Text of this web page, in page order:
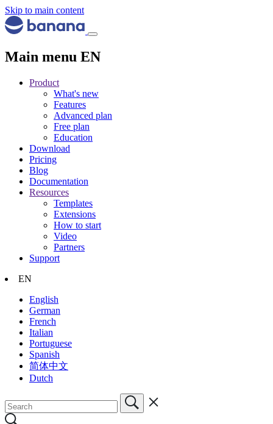
Skip to main content
Main menu EN
Product
What's new
Features
Advanced plan
Free plan
Education
Download
Pricing
Blog
Documentation
Resources
Templates
Extensions
How to start
Video
Partners
Support
EN
English
German
French
Italian
Portuguese
Spanish
简体中文
Dutch